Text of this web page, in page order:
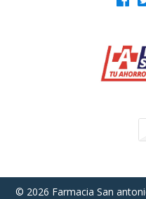
© 2026 Farmacia San